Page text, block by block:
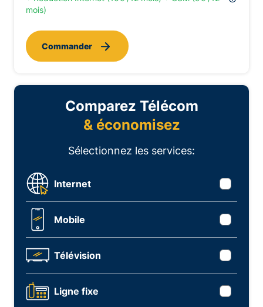
mois)
Commander
Comparez Télécom
& économisez
Sélectionnez les services:
Internet
Mobile
Télévision
Ligne fixe